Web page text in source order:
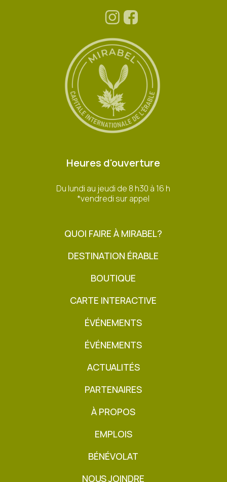
Heures d'ouverture
Du lundi au jeudi de 8 h30 à 16 h
*vendredi sur appel
QUOI FAIRE À MIRABEL?
DESTINATION ÉRABLE
BOUTIQUE
CARTE INTERACTIVE
ÉVÉNEMENTS
ÉVÉNEMENTS
ACTUALITÉS
PARTENAIRES
À PROPOS
EMPLOIS
BÉNÉVOLAT
NOUS JOINDRE